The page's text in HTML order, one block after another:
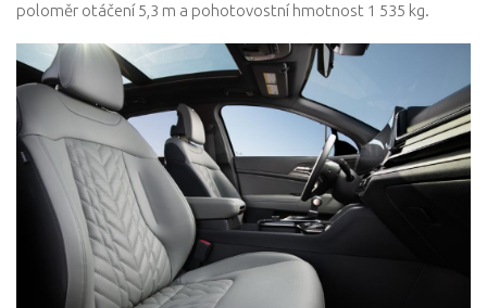
poloměr otáčení 5,3 m a pohotovostní hmotnost 1 535 kg.